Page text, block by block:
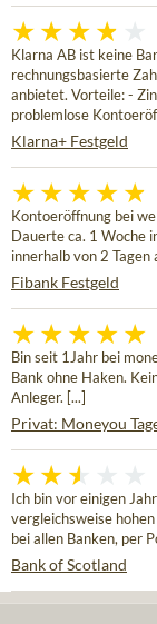
Klarna AB ist keine
rechnungsbasierte
anbietet. Vorteile: -
problemlose
Klarna+ Festgeld
Kontoeröffnung bei
Dauerte ca. 1 Woche
innerhalb von 2 Tagen
Fibank Festgeld
Bin seit 1Jahr bei
Bank ohne Haken.
Anleger. [...]
Privat: Moneyou
Ich bin vor einigen
vergleichsweise
bei allen Banken, per
Bank of Scotland